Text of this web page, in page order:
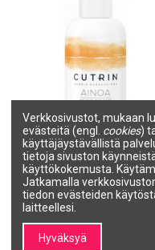
Tuotetta ei ole varastossa
AINOA Palauttava seerumi
hiusten latvoille 150ml
CUTRIN
55098
19,82 €
Näytä
Verkkosivustot, mukaan
evästeitä (engl. cookies)
käyttäjäystävällistä
tietoja sivuston
käyttökokemusta.
Jatkamalla
tiedon evästeiden
laitteellesi.
Hyväksyä